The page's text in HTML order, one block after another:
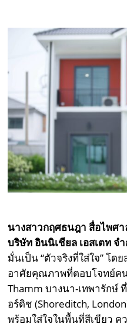
นางสาวกฤศธนฎา สื่อไพศ
บริษัท อินนิเชียล เอสเตท จ
มั่นเป็น “ตัวจริงที่ใส่ใจ” โ
อาศัยคุณภาพที่ตอบโจทย์ค
Thamm บางนา-เทพารักษ์
อร์ดิช (Shoreditch,
พร้อมใส่ใจในพื้นที่สีเขียว